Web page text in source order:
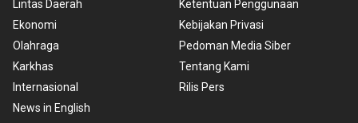
Lintas Daerah
Ekonomi
Olahraga
Karkhas
Internasional
News in English
Ketentuan Penggunaan
Kebijakan Privasi
Pedoman Media Siber
Tentang Kami
Rilis Pers